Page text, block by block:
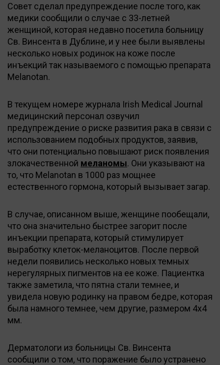
Совет сделал предупреждение после того, как
медики сообщили о случае с 33-летней
женщиной, которая недавно посетила больницу
Св. Винсента в Дублине, и у нее были выявлены
несколько новых родинок на коже после
инъекций так называемого с помощью препарата
Melanotan.
В текущем номере журнала Irish Medical Journal
медицинский персонал озвучил
предупреждение о риске развития рака в связи с
использованием подобных продуктов, заявив,
что они потенциально повышают риск появления
злокачественной меланомы. Они указывают на
то, что Melanotan в 1000 раз мощнее
естественного гормона, который вызывает загар.
В случае, описанном выше, женщине пообещали,
что она значительно быстрее загорит после
инъекции препарата, который стимулирует
выработку клеток-меланоцитов. После первой
недели появились несколько новых темных
нерегулярных пигментов на ее коже. Пациентка
также заметила, что пятна стали темнее, и
увидела новую родинку на правом бедре, которая
была намного темнее, чем другие, размером 4x4
мм.
Дерматологи из больницы Св. Винсента
сообщили о том, что поражение было устранено